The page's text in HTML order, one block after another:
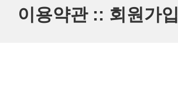
이용약관 :: 회원가입